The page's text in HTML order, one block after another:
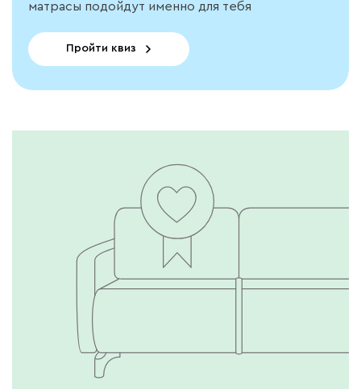
матрасы подойдут именно для тебя
Пройти квиз